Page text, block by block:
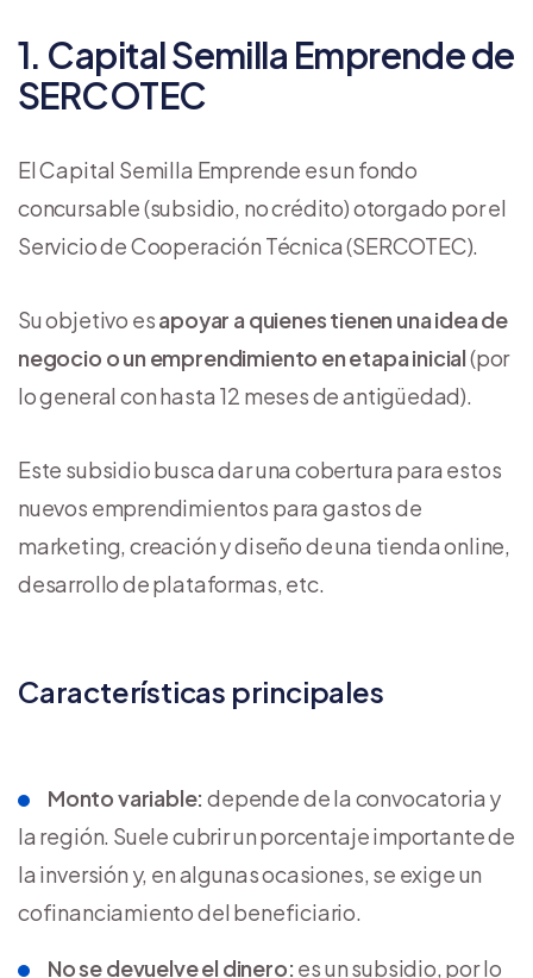
1. Capital Semilla Emprende de
SERCOTEC
El Capital Semilla Emprende es un fondo
concursable (subsidio, no crédito) otorgado por el
Servicio de Cooperación Técnica (SERCOTEC).
Su objetivo esapoyar a quienes tienen una idea de
negocio o un emprendimiento en etapa inicial(por
lo general con hasta 12 meses de antigüedad).
Este subsidio busca dar una cobertura para estos
nuevos emprendimientos para gastos de
marketing, creación y diseño de una tienda online,
desarrollo de plataformas, etc.
Características principales
Monto variable: depende de la convocatoria y
la región. Suele cubrir un porcentaje importante de
la inversión y, en algunas ocasiones, se exige un
cofinanciamiento del beneficiario.
No se devuelve el dinero: es un subsidio, por lo